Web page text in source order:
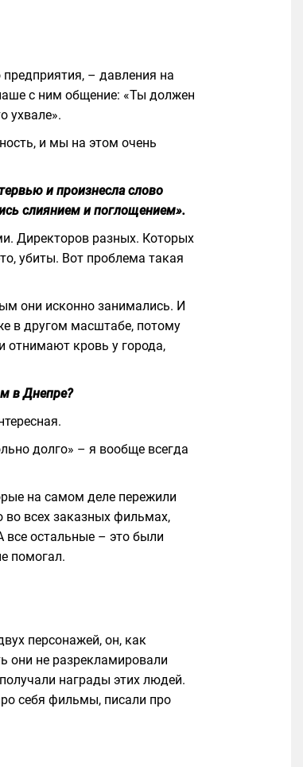
предприятия, – давления на
с ним общение: «Ты должен
ухвале».
и мы на этом очень
и произнесла слово
слиянием и поглощением».
Директоров разных. Которых
убиты. Вот проблема такая
они исконно занимались. И
в другом масштабе, потому
отнимают кровь у города,
в Днепре?
долго» – я вообще всегда
на самом деле пережили
во всех заказных фильмах,
остальные – это были
помогал.
персонажей, он, как
они не разрекламировали
награды этих людей.
себя фильмы, писали про